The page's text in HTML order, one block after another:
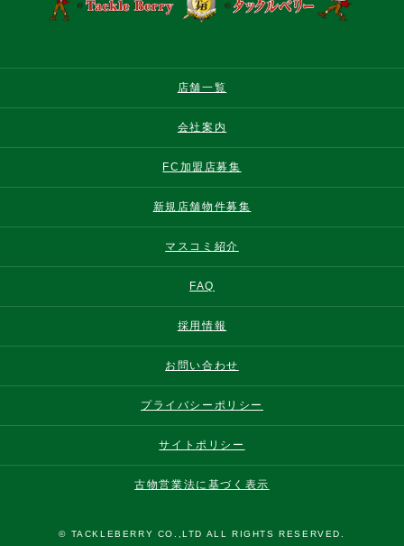
店舗一覧
会社案内
FC加盟店募集
新規店舗物件募集
マスコミ紹介
FAQ
採用情報
お問い合わせ
プライバシーポリシー
サイトポリシー
古物営業法に基づく表示
© TACKLEBERRY CO.,LTD ALL RIGHTS RESERVED.